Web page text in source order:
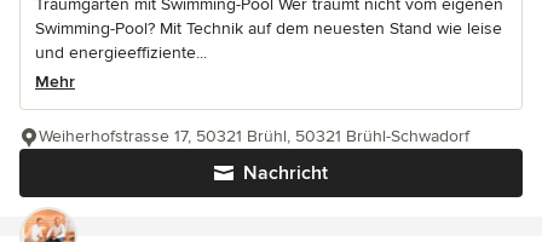
Traumgarten mit Swimming-Pool Wer träumt nicht vom eigenen
Swimming-Pool? Mit Technik auf dem neuesten Stand wie leise
und energieeffiziente...
Mehr
Nachricht
Weiherhofstrasse 17, 50321 Brühl, 50321 Brühl-Schwadorf